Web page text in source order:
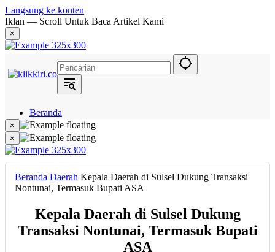
Langsung ke konten
Iklan — Scroll Untuk Baca Artikel Kami
×
Beranda
Hukum
Berita
Politik
Narasi
Metropolis
Eksekutif
×
×
Beranda Daerah Kepala Daerah di Sulsel Dukung Transaksi
Nontunai, Termasuk Bupati ASA
Kepala Daerah di Sulsel Dukung
Transaksi Nontunai, Termasuk Bupati
ASA